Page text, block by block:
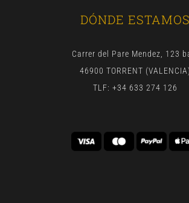
DÓNDE ESTAMOS
Carrer del Pare Mendez, 123
46900 TORRENT (VALENCIA)
TLF: +34 633 274 126